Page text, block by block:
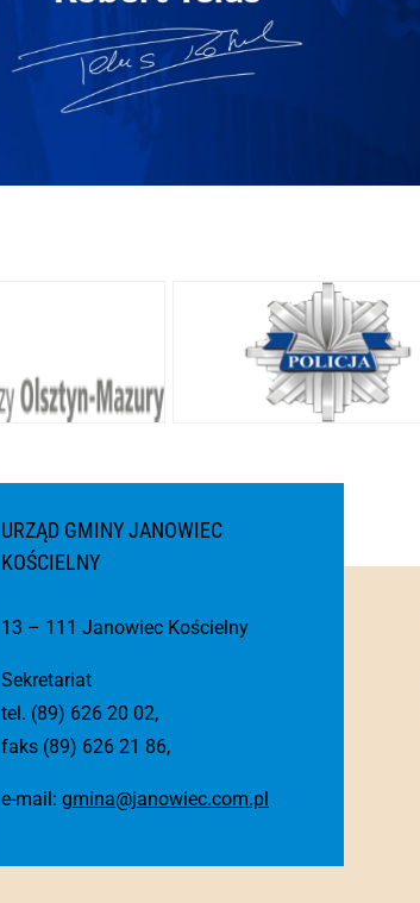
URZĄD GMINY JANOWIEC
KOŚCIELNY
13 – 111 Janowiec Kościelny
Sekretariat
tel. (89) 626 20 02,
faks (89) 626 21 86,
e-mail: gmina@janowiec.com.pl